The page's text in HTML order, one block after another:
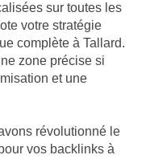
sur toutes les
votre stratégie
complète à Tallard.
zone précise si
et une
révolutionné le
vos backlinks à